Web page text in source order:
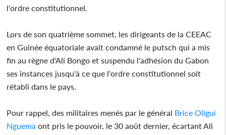
l'ordre constitutionnel.
Lors de son quatrième sommet, les dirigeants de la CEEAC
en Guinée équatoriale avait condamné le putsch qui a mis
fin au règne d'Ali Bongo et suspendu l'adhésion du Gabon
ses instances jusqu'à ce que l'ordre constitutionnel soit
rétabli dans le pays.
Pour rappel, des militaires menés par le général Brice Oligui
Nguema ont pris le pouvoir, le 30 août dernier, écartant Ali